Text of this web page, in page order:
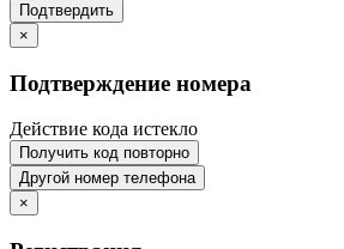
Подтвердить
×
Подтверждение номера
Действие кода истекло
Получить код повторно
Другой номер телефона
×